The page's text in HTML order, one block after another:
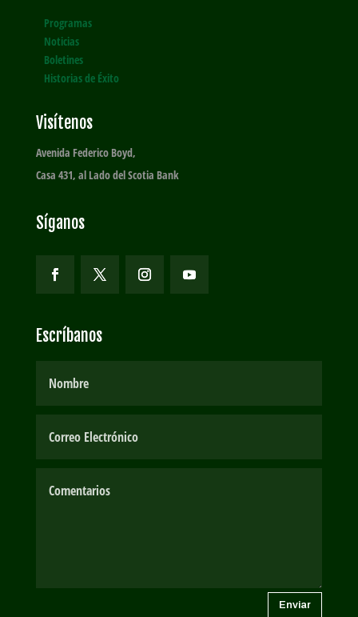
Programas
Noticias
Boletines
Historias de Éxito
Visítenos
Avenida Federico Boyd,
Casa 431, al Lado del Scotia Bank
Síganos
Escríbanos
Enviar